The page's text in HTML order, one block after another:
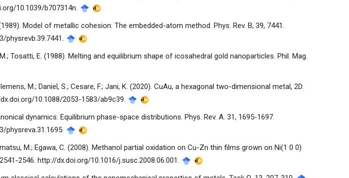
10.1039/b707314n.
Model of metallic cohesion: The embedded-atom method. Phys. Rev. B, 39, 7441.
physrevb.39.7441.
Tosatti, E. (1988). Melting and equilibrium shape of icosahedral gold nanoparticles. Phil. Mag.
M.; Daniel, S.; Cesare, F.; Jani, K. (2020). CuAu, a hexagonal two-dimensional metal, 2D.
10.1088/2053-1583/ab9c39.
dynamics: Equilibrium phase-space distributions. Phys. Rev. A. 31, 1695-1697.
physreva.31.1695.
M.; Egawa, C. (2008). Methanol partial oxidation on Cu-Zn thin films grown on Ni(1 0 0)
2546. http://dx.doi.org/10.1016/j.susc.2008.06.001.